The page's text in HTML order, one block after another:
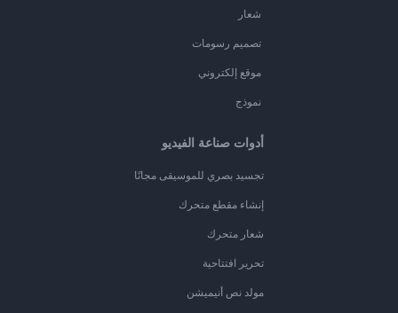
شعار
تصميم رسومات
موقع إلكتروني
نموذج
أدوات صناعة الفيديو
تجسيد بصري للموسيقى مجانًا
إنشاء مقطع متحرك
شعار متحرك
تحرير افتتاحية
مولد نص أنيميشن